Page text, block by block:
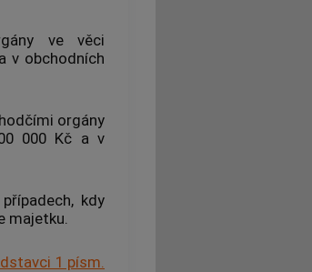
ve věci
v obchodních
orgány
000 Kč a v
kdy
majetku.
1 písm.